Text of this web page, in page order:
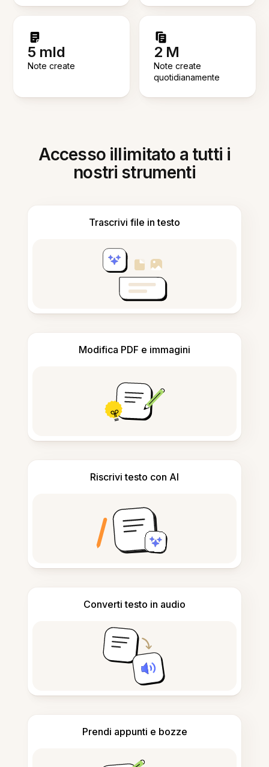
5 mld
Note create
2 M
Note create
quotidianamente
Accesso illimitato a tutti i
nostri strumenti
Trascrivi file in testo
Modifica PDF e immagini
Riscrivi testo con AI
Converti testo in audio
Prendi appunti e bozze